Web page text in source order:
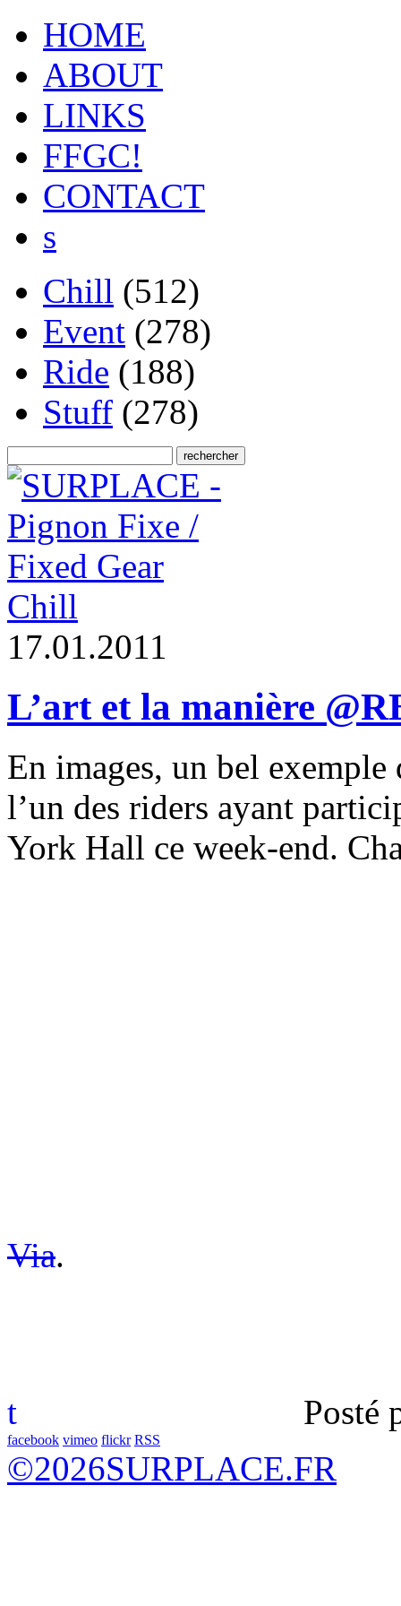
HOME
ABOUT
LINKS
FFGC!
CONTACT
s
Chill (512)
Event (278)
Ride (188)
Stuff (278)
Chill
17.01.2011
L’art et la manière
En images, un bel
l’un des riders ayant
York Hall ce week-end.
Via.
t Posté
facebook vimeo flickr RSS
©2026SURPLACE.FR